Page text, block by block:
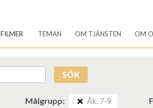
FILMER TEMAN OM TJÄNSTEN OM
SÖK
Målgrupp Åk. 7-9